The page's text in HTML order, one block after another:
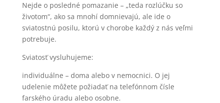
Nejde o posledné pomazanie – „teda rozlúčku so
životom“, ako sa mnohí domnievajú, ale ide o
sviatostnú posilu, ktorú v chorobe každý z nás veľmi
potrebuje.
Sviatosť vysluhujeme:
individuálne – doma alebo v nemocnici. O jej
udelenie môžete požiadať na telefónnom čísle
farského úradu alebo osobne.